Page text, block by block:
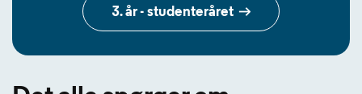
3. år - studenteråret